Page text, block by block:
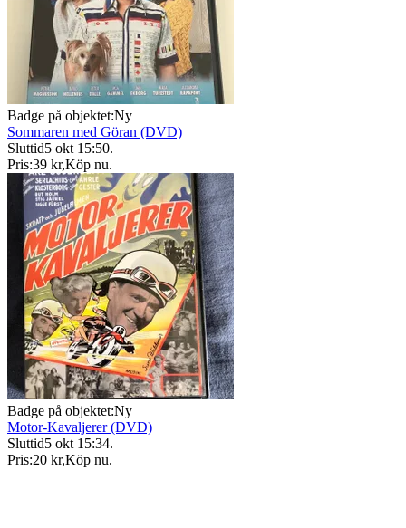
Badge på objektet:Ny
Sommaren med Göran (DVD)
Sluttid5 okt 15:50.
Pris:39 kr,Köp nu.
Badge på objektet:Ny
Motor-Kavaljerer (DVD)
Sluttid5 okt 15:34.
Pris:20 kr,Köp nu.